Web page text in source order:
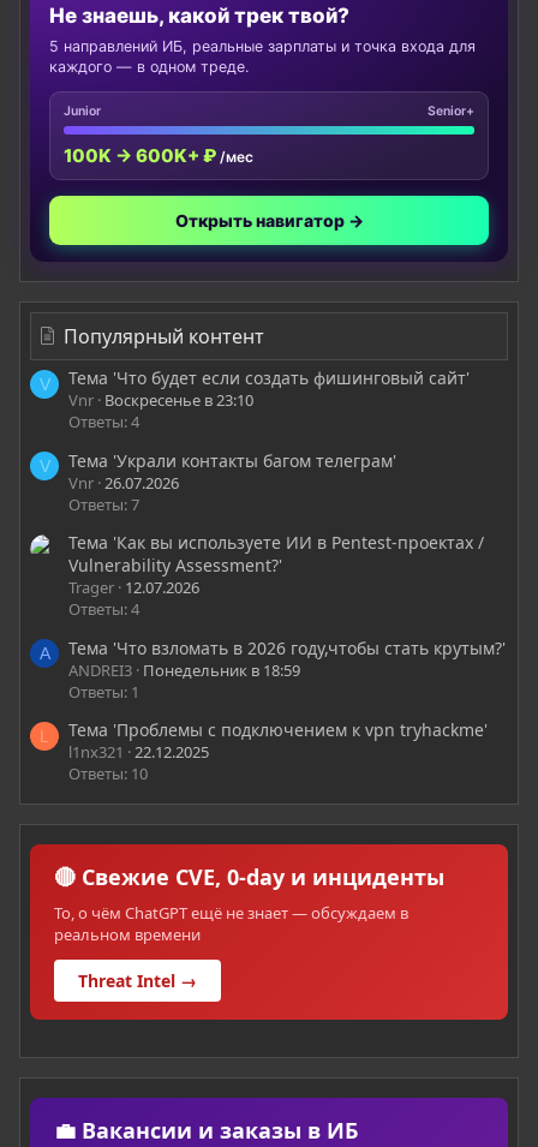
Не знаешь, какой трек твой?
5 направлений ИБ, реальные зарплаты и точка входа для
каждого — в одном треде.
Junior Senior+
100K → 600K+ ₽ /мес
Открыть навигатор →
Популярный контент
V Тема 'Что будет если создать фишинговый сайт'
Vnr Воскресенье в 23:10
Ответы: 4
V Тема 'Украли контакты багом телеграм'
Vnr 26.07.2026
Ответы: 7
Тема 'Как вы используете ИИ в Pentest-проектах /
Vulnerability Assessment?'
Trager 12.07.2026
Ответы: 4
A Тема 'Что взломать в 2026 году,чтобы стать крутым?'
ANDREI3 Понедельник в 18:59
Ответы: 1
L Тема 'Проблемы с подключением к vpn tryhackme'
l1nx321
22.12.2025
Ответы: 10
🔴 Свежие CVE, 0-day и инциденты
То, о чём ChatGPT ещё не знает — обсуждаем в
реальном времени
Threat Intel →
💼 Вакансии и заказы в ИБ